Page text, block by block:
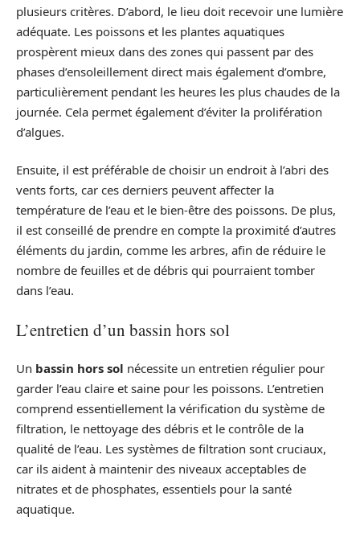
plusieurs critères. D’abord, le lieu doit recevoir une lumière
adéquate. Les poissons et les plantes aquatiques
prospèrent mieux dans des zones qui passent par des
phases d’ensoleillement direct mais également d’ombre,
particulièrement pendant les heures les plus chaudes de la
journée. Cela permet également d’éviter la prolifération
d’algues.
Ensuite, il est préférable de choisir un endroit à l’abri des
vents forts, car ces derniers peuvent affecter la
température de l’eau et le bien-être des poissons. De plus,
il est conseillé de prendre en compte la proximité d’autres
éléments du jardin, comme les arbres, afin de réduire le
nombre de feuilles et de débris qui pourraient tomber
dans l’eau.
L’entretien d’un bassin hors sol
Un bassin hors sol nécessite un entretien régulier pour
garder l’eau claire et saine pour les poissons. L’entretien
comprend essentiellement la vérification du système de
filtration, le nettoyage des débris et le contrôle de la
qualité de l’eau. Les systèmes de filtration sont cruciaux,
car ils aident à maintenir des niveaux acceptables de
nitrates et de phosphates, essentiels pour la santé
aquatique.